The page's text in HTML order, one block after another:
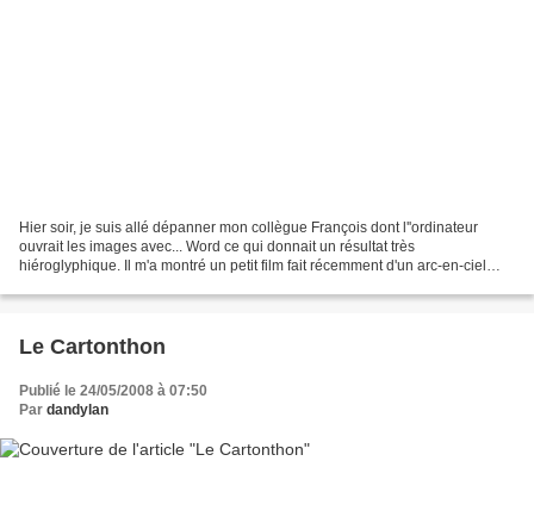
Hier soir, je suis allé dépanner mon collègue François dont l''ordinateur
ouvrait les images avec... Word ce qui donnait un résultat très
hiéroglyphique. Il m'a montré un petit film fait récemment d'un arc-en-ciel
Le Cartonthon
Publié le 24/05/2008 à 07:50
Par dandylan